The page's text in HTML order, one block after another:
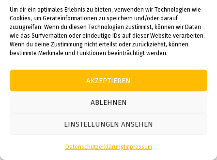
Um dir ein optimales Erlebnis zu bieten, verwenden wir Technologien wie
Cookies, um Geräteinformationen zu speichern und/oder darauf
zuzugreifen. Wenn du diesen Technologien zustimmst, können wir Daten
wie das Surfverhalten oder eindeutige IDs auf dieser Website verarbeiten.
Wenn du deine Zustimmung nicht erteilst oder zurückziehst, können
bestimmte Merkmale und Funktionen beeinträchtigt werden.
AKZEPTIEREN
ABLEHNEN
EINSTELLUNGEN ANSEHEN
DatenschutzerklärungImpressum
umliegende Region an, die mit zahlreichen
kulturellen und historischen Schätzen
aufwartet. Ein absolutes Highlight ist das nur
50 Kilometer entfernte Toledo, dessen
mittelalterliche Altstadt zum UNESCO-
Weltkulturerbe zählt und mit ihrer
beeindruckenden Kathedrale und
verwinkelten Gassen verzaubert. Ebenso
römische Aquädukt, die gotische Kathedrale
vergangene Zeiten entführen. Im vornehmen